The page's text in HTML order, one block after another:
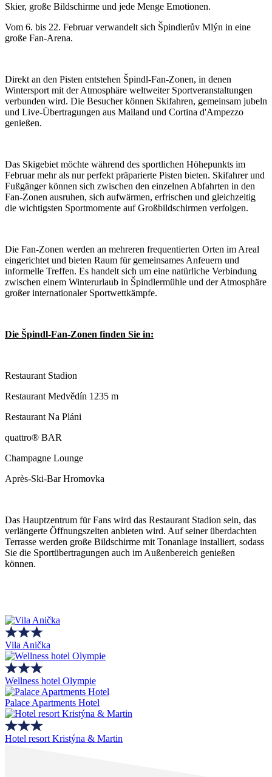
Skier, große Bildschirme und jede Menge Emotionen.
Vom 6. bis 22. Februar verwandelt sich Špindlerův Mlýn in eine
große Fan-Arena.
Direkt an den Pisten entstehen Špindl-Fan-Zonen, in denen
Wintersport mit der Atmosphäre weltweiter Sportveranstaltungen
verbunden wird. Die Besucher können Skifahren, gemeinsam jubeln
und Live-Übertragungen aus Mailand und Cortina d'Ampezzo
genießen.
Das Skigebiet möchte während des sportlichen Höhepunkts im
Februar mehr als nur perfekt präparierte Pisten bieten. Skifahrer und
Fußgänger können sich zwischen den einzelnen Abfahrten in den
Fan-Zonen ausruhen, sich aufwärmen, erfrischen und gleichzeitig
die wichtigsten Sportmomente auf Großbildschirmen verfolgen.
Die Fan-Zonen werden an mehreren frequentierten Orten im Areal
eingerichtet und bieten Raum für gemeinsames Anfeuern und
informelle Treffen. Es handelt sich um eine natürliche Verbindung
zwischen einem Winterurlaub in Špindlermühle und der Atmosphäre
großer internationaler Sportwettkämpfe.
Die Špindl-Fan-Zonen finden Sie in:
Restaurant Stadion
Restaurant Medvědín 1235 m
Restaurant Na Pláni
quattro® BAR
Champagne Lounge
Après-Ski-Bar Hromovka
Das Hauptzentrum für Fans wird das Restaurant Stadion sein, das
verlängerte Öffnungszeiten anbieten wird. Auf seiner überdachten
Terrasse werden große Bildschirme mit Tonanlage installiert, sodass
Sie die Sportübertragungen auch im Außenbereich genießen
können.
Vila Anička
Wellness hotel Olympie
Palace Apartments Hotel
Hotel resort Kristýna & Martin